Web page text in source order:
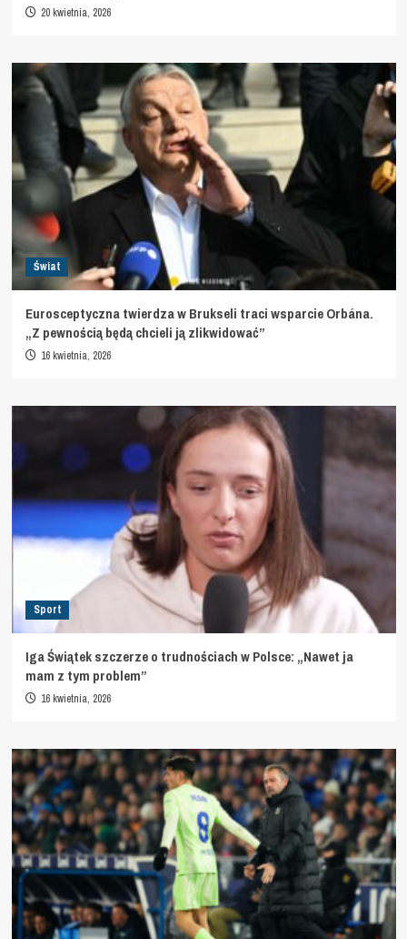
20 kwietnia, 2026
Świat
Eurosceptyczna twierdza w Brukseli traci wsparcie Orbána.
„Z pewnością będą chcieli ją zlikwidować”
16 kwietnia, 2026
Sport
Iga Świątek szczerze o trudnościach w Polsce: „Nawet ja
mam z tym problem”
16 kwietnia, 2026